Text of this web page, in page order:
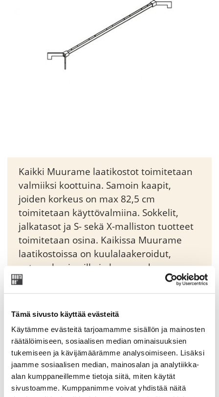
Tämä sivusto käyttää evästeitä
Käytämme evästeitä tarjoamamme sisällön ja mainosten
räätälöimiseen, sosiaalisen median ominaisuuksien
tukemiseen ja kävijämäärämme analysoimiseen. Lisäksi
jaamme sosiaalisen median, mainosalan ja analytiikka-
alan kumppaneillemme tietoja siitä, miten käytät
sivustoamme. Kumppanimme voivat yhdistää näitä
Kaikki Muurame laatikostot toimitetaan
valmiiksi koottuina. Samoin kaapit,
joiden korkeus on max 82,5 cm
toimitetaan käyttövalmiina. Sokkelit,
jalkatasot ja S- sekä X-malliston tuotteet
toimitetaan osina. Kaikissa Muurame
laatikostoissa on kuulalaakeroidut,
vetomekanismilla ja loppuvedon
vaimennuksella varustetut
piiloliukukiskot. Moduli-yksikköjä voidaan
liittää sivusuunnassa toisiinsa tai pinota
päällekkäin sitä varten suunniteltujen
imukuppien avulla.
531,00€
Original
price
451,35€
Current
price